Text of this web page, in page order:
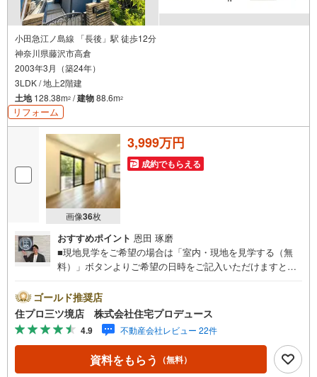
小田急江ノ島線 「長後」駅 徒歩12分
神奈川県藤沢市高倉
2003年3月（築24年）
3LDK / 地上2階建
土地128.38m2 /建物88.6m2
リフォーム
画像36枚
3,999万円
成約でもらえる
おすすめポイント 恩田 琢磨
■現地見学をご希望の場合は「室内・現地を見学する（無
料）」ボタンよりご希望の日時をご記入いただけますとス
プロは藤沢市の不動産売買専門会社です！最新物件情報や
当社限定で販売する物件情報も多数ございますので、お気
軽にお問合せ下さい！ -------------- 弊社独自の住宅ローン提
案システム 弊社ではファイナンシャル専門スタッフによる
【丁寧な資金アドバイス】【ファイナンシャルプラン提案
書の作成】を随時行っております。意外に知らないお客様
ゴールド推奨店
住プロ三ツ境店 株式会社住宅プロデュース
4.9 不動産会社レビュー 22件
資料をもらう （無料）